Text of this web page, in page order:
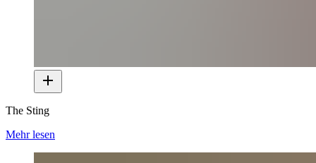
The Sting
Mehr lesen